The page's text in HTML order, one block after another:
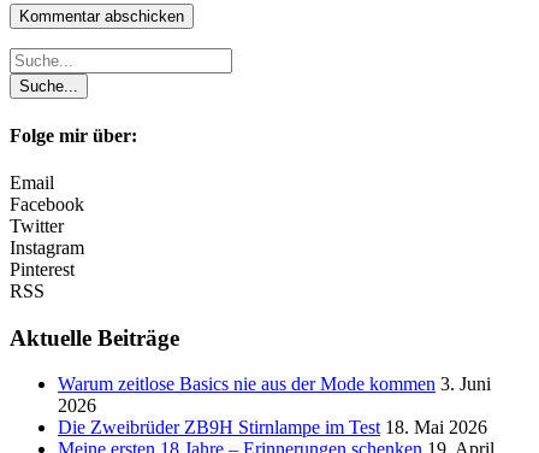
Folge mir über:
Email
Facebook
Twitter
Instagram
Pinterest
RSS
Aktuelle Beiträge
Warum zeitlose Basics nie aus der Mode kommen 3. Juni
2026
Die Zweibrüder ZB9H Stirnlampe im Test 18. Mai 2026